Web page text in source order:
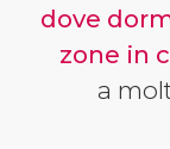
dove
zone in
a